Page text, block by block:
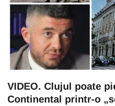
VIDEO. Clujul poate
Continental printr-o